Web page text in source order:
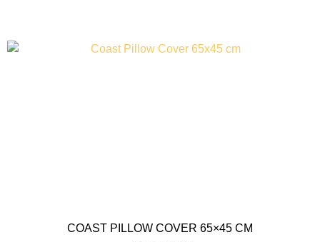
COAST PILLOW COVER 65×45 CM